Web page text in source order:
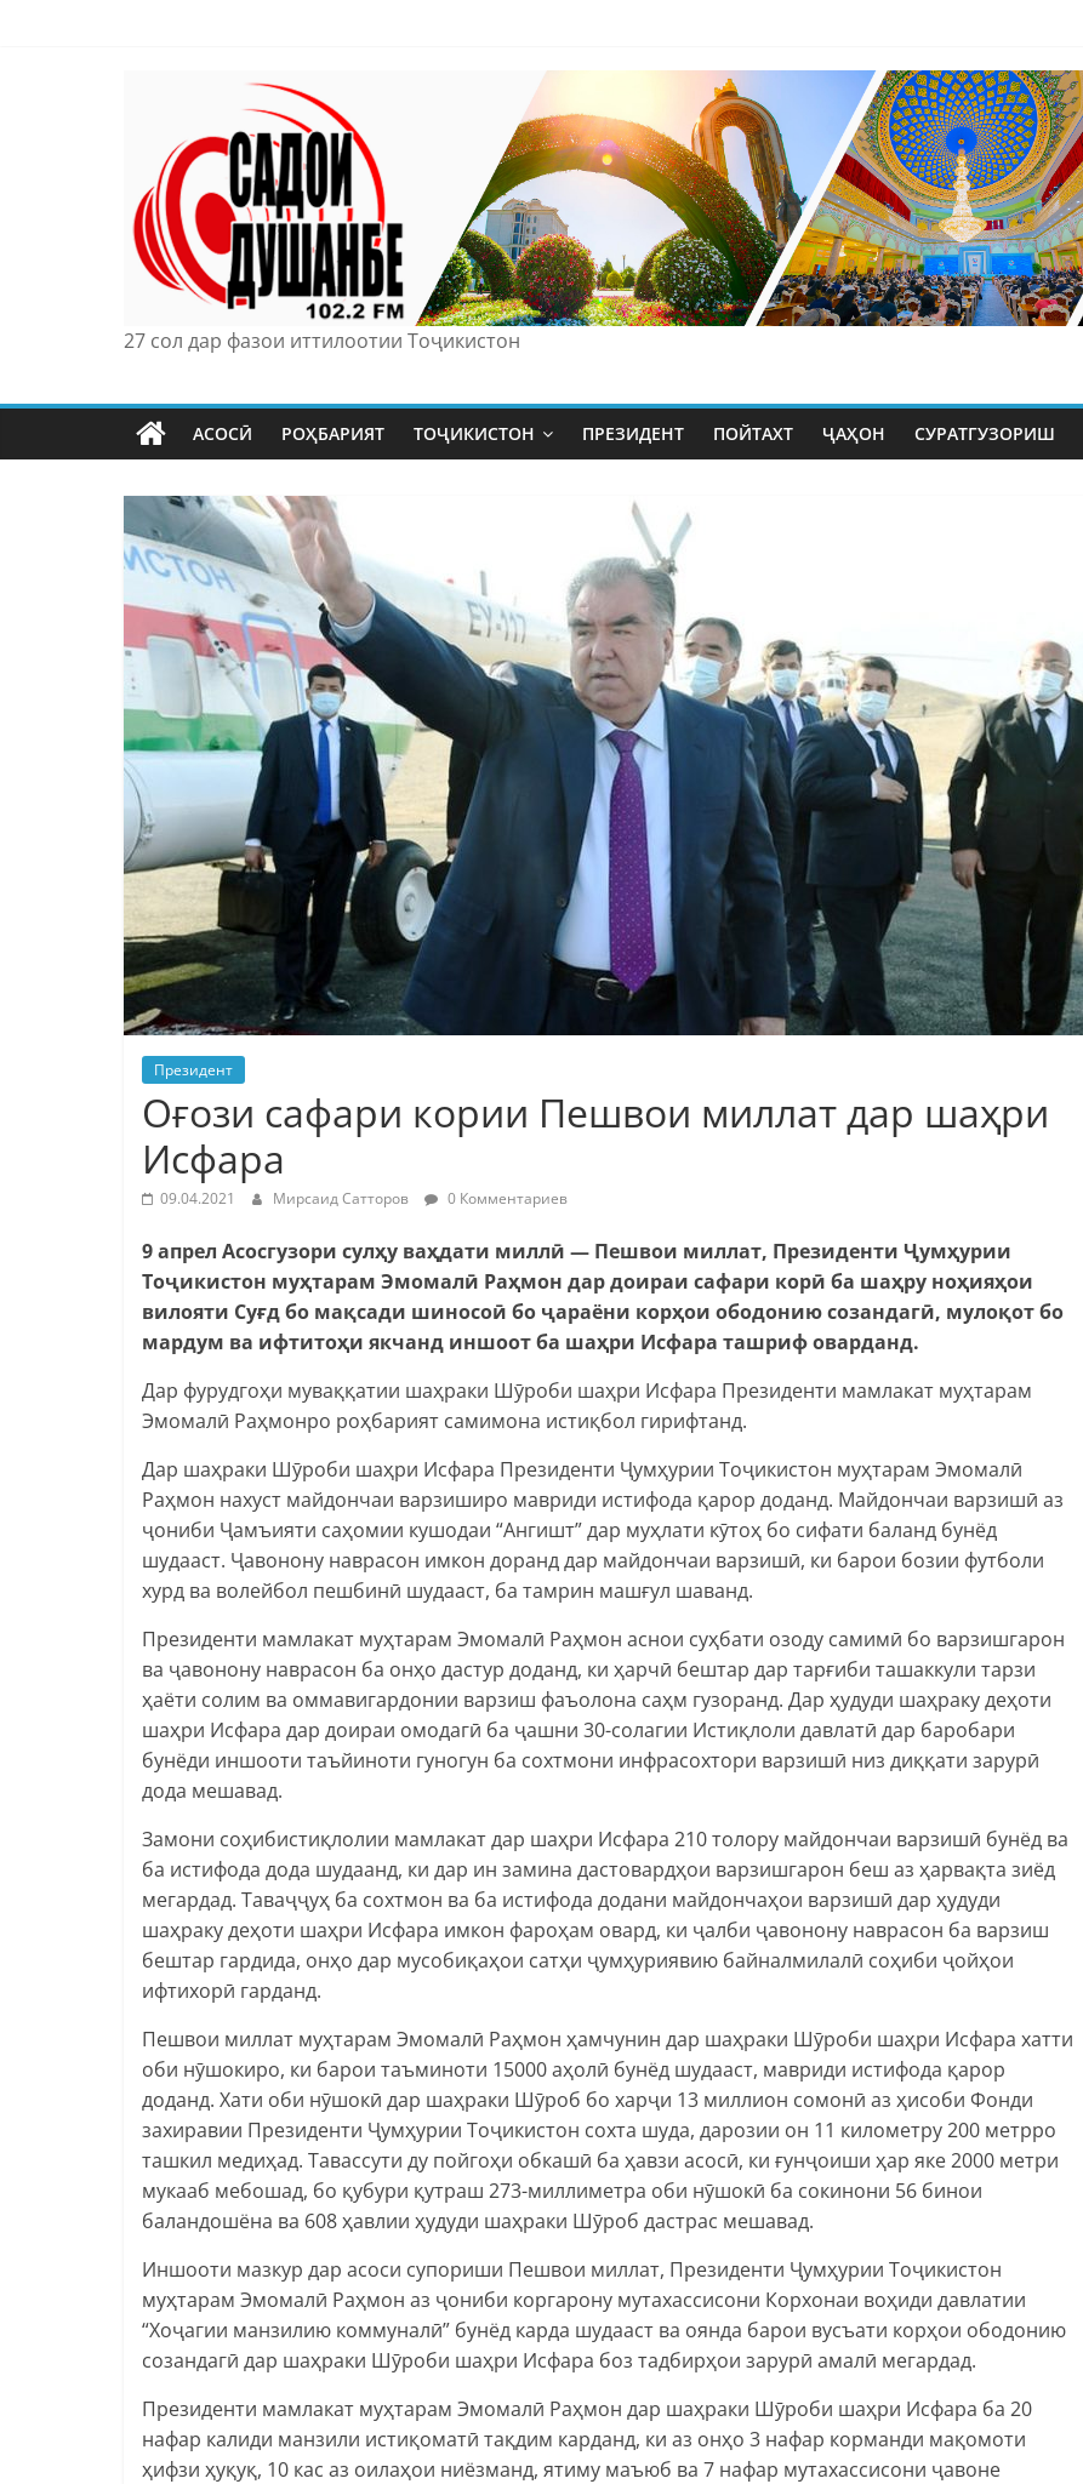
27 сол дар фазои иттилоотии Тоҷикистон
АСОСӢ РОҲБАРИЯТ ТОҶИКИСТОН ПРЕЗИДЕНТ ПОЙТАХТ ҶАҲОН СУРАТГУЗОРИШ
Президент
Оғози сафари кории Пешвои миллат дар шаҳри
Исфара
09.04.2021 Мирсаид Сатторов 0 Комментариев
9 апрел Асосгузори сулҳу ваҳдати миллӣ — Пешвои миллат, Президенти Ҷумҳурии
Тоҷикистон муҳтарам Эмомалӣ Раҳмон дар доираи сафари корӣ ба шаҳру ноҳияҳои
вилояти Суғд бо мақсади шиносоӣ бо ҷараёни корҳои ободонию созандагӣ, мулоқот бо
мардум ва ифтитоҳи якчанд иншоот ба шаҳри Исфара ташриф оварданд.
Дар фурудгоҳи муваққатии шаҳраки Шӯроби шаҳри Исфара Президенти мамлакат муҳтарам
Эмомалӣ Раҳмонро роҳбарият самимона истиқбол гирифтанд.
Дар шаҳраки Шӯроби шаҳри Исфара Президенти Ҷумҳурии Тоҷикистон муҳтарам Эмомалӣ
Раҳмон нахуст майдончаи варзиширо мавриди истифода қарор доданд. Майдончаи варзишӣ аз
ҷониби Ҷамъияти саҳомии кушодаи “Ангишт” дар муҳлати кӯтоҳ бо сифати баланд бунёд
шудааст. Ҷавонону наврасон имкон доранд дар майдончаи варзишӣ, ки барои бозии футболи
хурд ва волейбол пешбинӣ шудааст, ба тамрин машғул шаванд.
Президенти мамлакат муҳтарам Эмомалӣ Раҳмон аснои суҳбати озоду самимӣ бо варзишгарон
ва ҷавонону наврасон ба онҳо дастур доданд, ки ҳарчӣ бештар дар тарғиби ташаккули тарзи
ҳаёти солим ва оммавигардонии варзиш фаъолона саҳм гузоранд. Дар ҳудуди шаҳраку деҳоти
шаҳри Исфара дар доираи омодагӣ ба ҷашни 30-солагии Истиқлоли давлатӣ дар баробари
бунёди иншооти таъйиноти гуногун ба сохтмони инфрасохтори варзишӣ низ диққати зарурӣ
дода мешавад.
Замони соҳибистиқлолии мамлакат дар шаҳри Исфара 210 толору майдончаи варзишӣ бунëд ва
ба истифода дода шудаанд, ки дар ин замина дастовардҳои варзишгарон беш аз ҳарвақта зиёд
мегардад. Таваҷҷуҳ ба сохтмон ва ба истифода додани майдончаҳои варзишӣ дар ҳудуди
шаҳраку деҳоти шаҳри Исфара имкон фароҳам овард, ки ҷалби ҷавонону наврасон ба варзиш
бештар гардида, онҳо дар мусобиқаҳои сатҳи ҷумҳуриявию байналмилалӣ соҳиби ҷойҳои
ифтихорӣ гарданд.
Пешвои миллат муҳтарам Эмомалӣ Раҳмон ҳамчунин дар шаҳраки Шӯроби шаҳри Исфара хатти
оби нӯшокиро, ки барои таъминоти 15000 аҳолӣ бунёд шудааст, мавриди истифода қарор
доданд. Хати оби нӯшокӣ дар шаҳраки Шӯроб бо харҷи 13 миллион сомонӣ аз ҳисоби Фонди
захиравии Президенти Ҷумҳурии Тоҷикистон сохта шуда, дарозии он 11 километру 200 метрро
ташкил медиҳад. Тавассути ду пойгоҳи обкашӣ ба ҳавзи асосӣ, ки ғунҷоиши ҳар яке 2000 метри
мукааб мебошад, бо қубури қутраш 273-миллиметра оби нӯшокӣ ба сокинони 56 бинои
баландошёна ва 608 ҳавлии ҳудуди шаҳраки Шӯроб дастрас мешавад.
Иншооти мазкур дар асоси супориши Пешвои миллат, Президенти Ҷумҳурии Тоҷикистон
муҳтарам Эмомалӣ Раҳмон аз ҷониби коргарону мутахассисони Корхонаи воҳиди давлатии
“Хоҷагии манзилию коммуналӣ” бунёд карда шудааст ва оянда барои вусъати корҳои ободонию
созандагӣ дар шаҳраки Шӯроби шаҳри Исфара боз тадбирҳои зарурӣ амалӣ мегардад.
Президенти мамлакат муҳтарам Эмомалӣ Раҳмон дар шаҳраки Шӯроби шаҳри Исфара ба 20
нафар калиди манзили истиқоматӣ тақдим карданд, ки аз онҳо 3 нафар корманди мақомоти
ҳифзи ҳуқуқ, 10 кас аз оилаҳои ниёзманд, ятиму маъюб ва 7 нафар мутахассисони ҷавоне